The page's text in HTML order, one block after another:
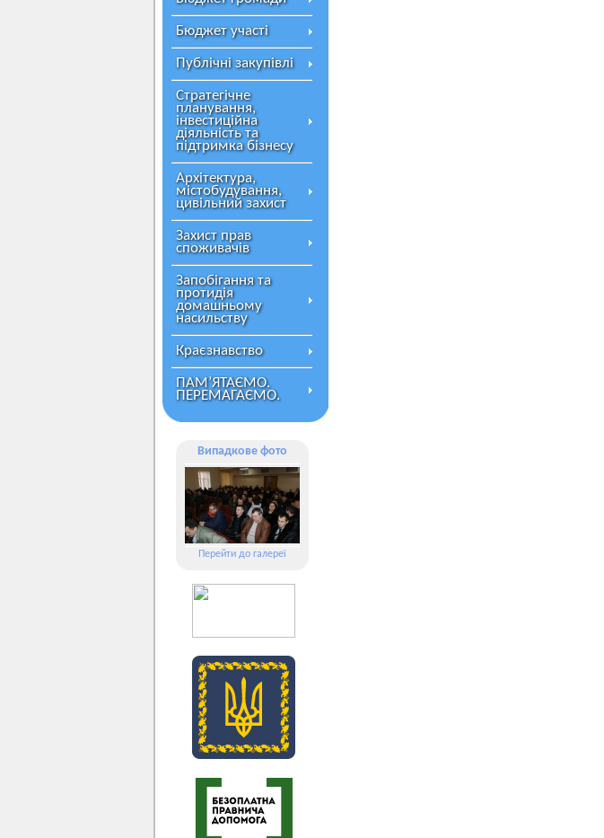
Бюджет участі
Публічні закупівлі
Стратегічне
планування,
інвестиційна
діяльність та
підтримка бізнесу
Архітектура,
містобудування,
цивільний захист
Захист прав
споживачів
Запобігання та
протидія
домашньому
насильству
Краєзнавство
ПАМ’ЯТАЄМО.
ПЕРЕМАГАЄМО.
Випадкове фото
Перейти до галереї